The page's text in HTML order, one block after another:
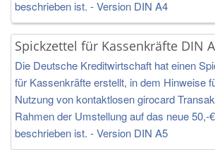
beschrieben ist. - Version DIN A4
Spickzettel für Kassenkräfte DIN
Die Deutsche Kreditwirtschaft hat einen
für Kassenkräfte erstellt, in dem Hinweise
Nutzung von kontaktlosen girocard
Rahmen der Umstellung auf das neue 50,-
beschrieben ist. - Version DIN A5